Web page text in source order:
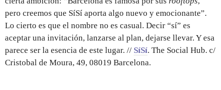
pero creemos que SíSí aporta algo nuevo y emocionante”.
Lo cierto es que el nombre no es casual. Decir “sí” es
aceptar una invitación, lanzarse al plan, dejarse llevar. Y esa
parece ser la esencia de este lugar. // SíSí. The Social Hub. c/
Cristobal de Moura, 49, 08019 Barcelona.